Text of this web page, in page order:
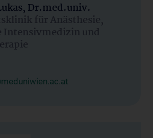
Dr.med.univ.
für Anästhesie,
Intensivmedizin und